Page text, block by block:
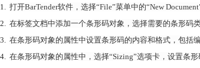
1. 打开BarTender软件，选择“File”菜单中的“New
2. 在标签文档中添加一个条形码对象，选择需要的条形码类
3. 在条形码对象的属性中设置条形码的内容和格式，包括
4. 在条形码对象的属性中，选择“Sizing”选项卡，设置条形